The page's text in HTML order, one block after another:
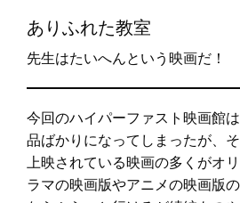
ありふれた教室
先生はたいへんという映画だ！
今回のハイパーファスト映画館
品ばかりになってしまったが、
上映されている映画の多くがオ
ラマの映画版やアニメの映画版